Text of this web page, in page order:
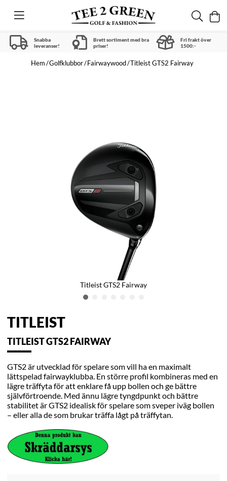
Snabba
leveranser!
Brett sortiment med bra
priser!
Fri frakt över
1500:-
Hem Golfklubbor Fairwaywood Titleist GTS2 Fairway
Titleist GTS2 Fairway
TITLEIST
TITLEIST GTS2 FAIRWAY
GTS2 är utvecklad för spelare som vill ha en maximalt
lättspelad fairwayklubba. En större profil kombineras med en
lägre träffyta för att enklare få upp bollen och ge bättre
självförtroende. Med ännu lägre tyngdpunkt och bättre
stabilitet är GTS2 idealisk för spelare som sveper iväg bollen
– eller alla de som brukar träffa lågt på träffytan.